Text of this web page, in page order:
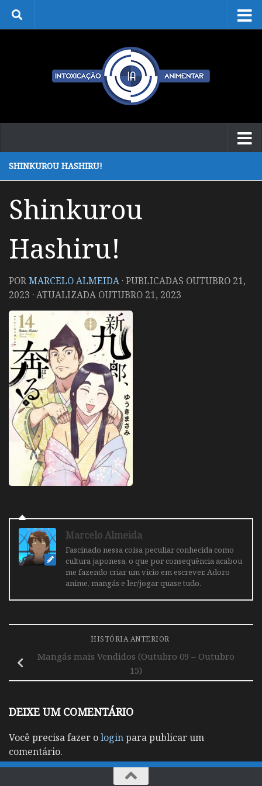
Skip to content
SHINKUROU HASHIRU!
Shinkurou
Hashiru!
PORMARCELO ALMEIDA · PUBLICADAS OUTUBRO 21,
2023 · ATUALIZADA OUTUBRO 21, 2023
Marcelo Almeida
Fascinado nessa coisa peculiar conhecida como
cultura japonesa, o que por consequência acabou
me fazendo criar um vicio em escrever. Adoro
anime, mangás e ler/jogar quase tudo.
HISTÓRIA ANTERIOR
Mangás mais Vendidos (Outubro 09 – Outubro
15)
DEIXE UM COMENTÁRIO
Você precisa fazer ologinpara publicar um
comentário.